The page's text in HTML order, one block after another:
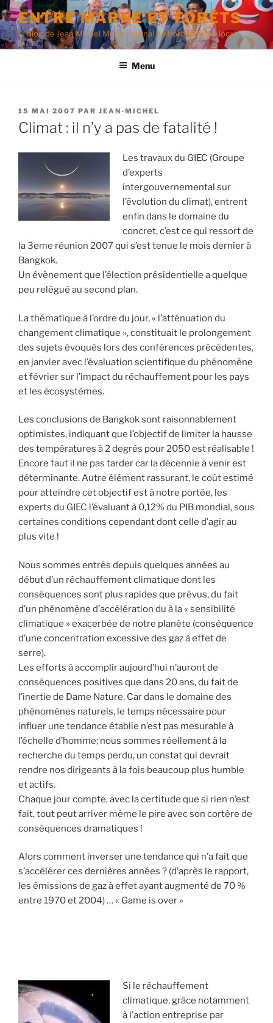
Aller
au
contenu
principal
ENTRE MARNE ET FORÊTS
le blog de Jean Michel Morer, journal de bord d'un élu local
Menu
PUBLIÉ
LE
15 MAI 2007 PAR JEAN-MICHEL
Climat : il n’y a pas de fatalité !
Les travaux du GIEC (Groupe
d’experts
intergouvernemental sur
l’évolution du climat), entrent
enfin dans le domaine du
concret, c’est ce qui ressort de
la 3eme réunion 2007 qui s’est tenue le mois dernier à
Bangkok.
Un évènement que l’élection présidentielle a quelque
peu relégué au second plan.
La thématique à l’ordre du jour, « l’atténuation du
changement climatique », constituait le prolongement
des sujets évoqués lors des conférences précédentes,
en janvier avec l’évaluation scientifique du phénomène
et février sur l’impact du réchauffement pour les pays
et les écosystèmes.
Les conclusions de Bangkok sont raisonnablement
optimistes, indiquant que l’objectif de limiter la hausse
des températures à 2 degrés pour 2050 est réalisable !
Encore faut il ne pas tarder car la décennie à venir est
déterminante. Autre élément rassurant, le coût estimé
pour atteindre cet objectif est à notre portée, les
experts du GIEC l’évaluant à 0,12% du PIB mondial, sous
certaines conditions cependant dont celle d’agir au
plus vite !
Nous sommes entrés depuis quelques années au
début d’un réchauffement climatique dont les
conséquences sont plus rapides que prévus, du fait
d’un phénomène d’accélération du à la « sensibilité
climatique » exacerbée de notre planète (conséquence
d’une concentration excessive des gaz à effet de
serre).
Les efforts à accomplir aujourd’hui n’auront de
conséquences positives que dans 20 ans, du fait de
l’inertie de Dame Nature. Car dans le domaine des
phénomènes naturels, le temps nécessaire pour
influer une tendance établie n’est pas mesurable à
l’échelle d’homme; nous sommes réellement à la
recherche du temps perdu, un constat qui devrait
rendre nos dirigeants à la fois beaucoup plus humble
et actifs.
Chaque jour compte, avec la certitude que si rien n’est
fait, tout peut arriver même le pire avec son cortère de
conséquences dramatiques !
Alors comment inverser une tendance qui n’a fait que
s’accélérer ces dernières années ? (d’après le rapport,
les émissions de gaz à effet ayant augmenté de 70 %
entre 1970 et 2004) … « Game is over »
Si le réchauffement
climatique, grâce notamment
à l’action entreprise par